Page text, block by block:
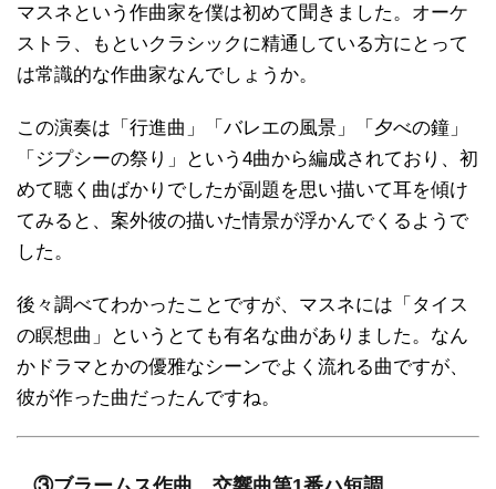
マスネという作曲家を僕は初めて聞きました。オーケ
ストラ、もといクラシックに精通している方にとって
は常識的な作曲家なんでしょうか。
この演奏は「行進曲」「バレエの風景」「夕べの鐘」
「ジプシーの祭り」という4曲から編成されており、初
めて聴く曲ばかりでしたが副題を思い描いて耳を傾け
てみると、案外彼の描いた情景が浮かんでくるようで
した。
後々調べてわかったことですが、マスネには「タイス
の瞑想曲」というとても有名な曲がありました。なん
かドラマとかの優雅なシーンでよく流れる曲ですが、
彼が作った曲だったんですね。